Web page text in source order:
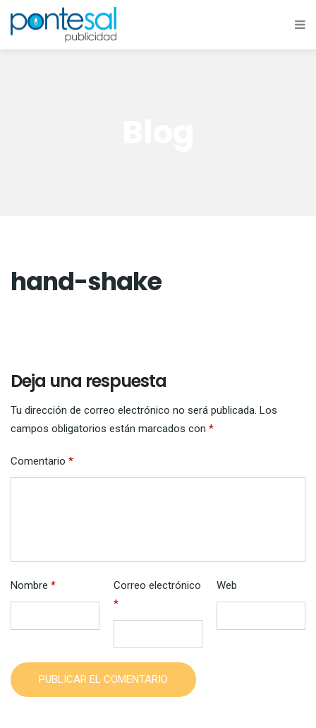
hand-shake
Deja una respuesta
Tu dirección de correo electrónico no será publicada. Los
campos obligatorios están marcados con *
Comentario *
Nombre *
Correo electrónico
*
Web
PUBLICAR EL COMENTARIO